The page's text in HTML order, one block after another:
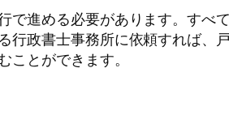
進める必要があります。すべ
政書士事務所に依頼すれば、
とができます。